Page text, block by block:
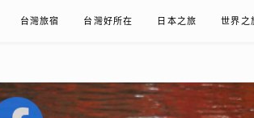
台灣旅宿 台灣好所在 日本之旅 世界之